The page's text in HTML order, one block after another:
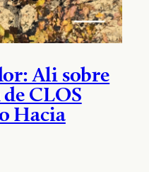
Ali sobre
CLOS
Hacia